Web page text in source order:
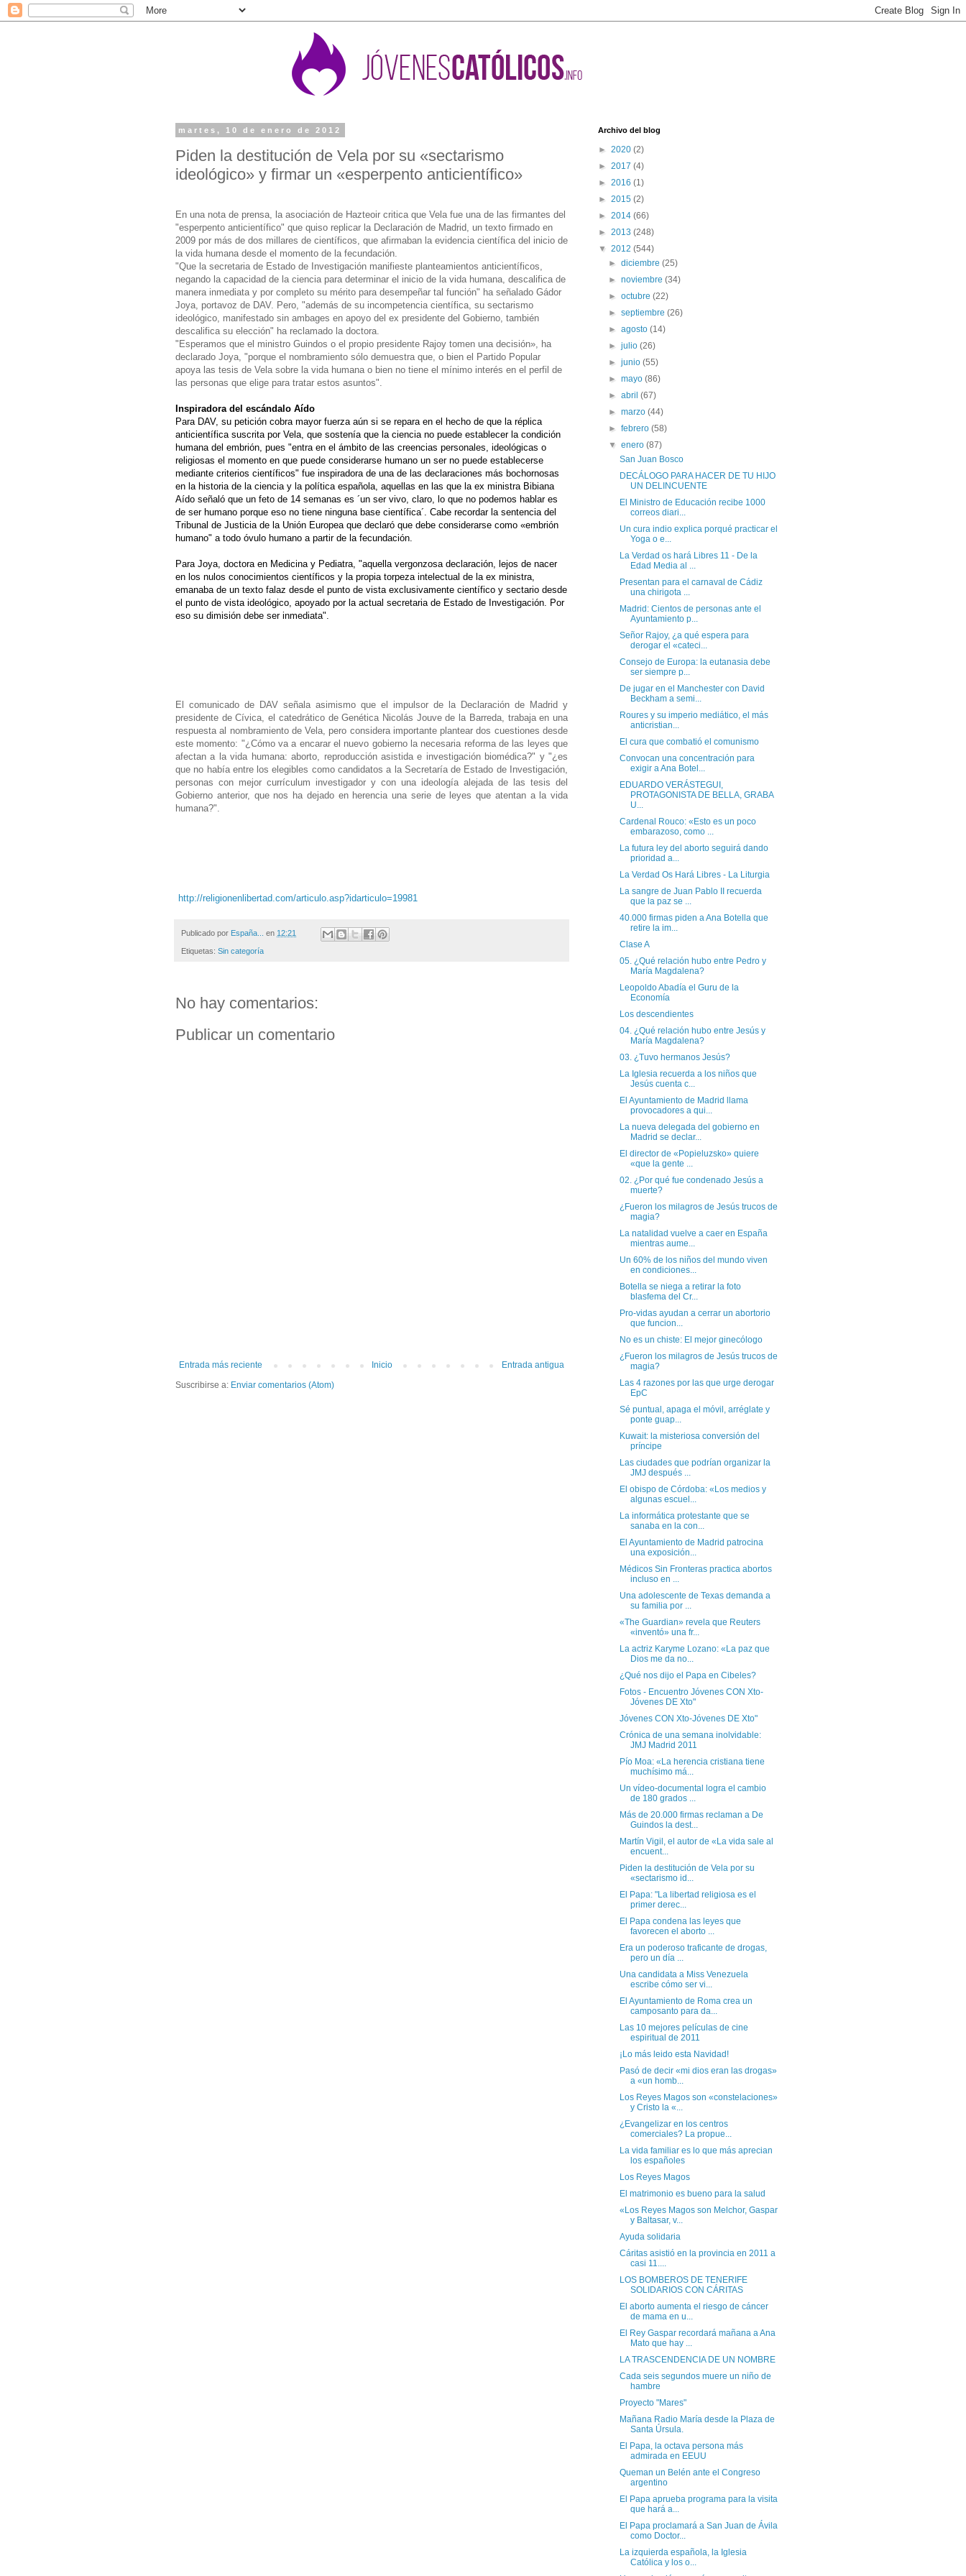
martes, 10 de enero de 2012
Piden la destitución de Vela por su «sectarismo
ideológico» y firmar un «esperpento anticientífico»
En una nota de prensa, la asociación de Hazteoir critica que Vela fue una de las firmantes del
"esperpento anticientífico" que quiso replicar la Declaración de Madrid, un texto firmado en
2009 por más de dos millares de científicos, que afirmaban la evidencia científica del inicio de
la vida humana desde el momento de la fecundación.
"Que la secretaria de Estado de Investigación manifieste planteamientos anticientíficos,
negando la capacidad de la ciencia para determinar el inicio de la vida humana, descalifica de
manera inmediata y por completo su mérito para desempeñar tal función" ha señalado Gádor
Joya, portavoz de DAV. Pero, "además de su incompetencia científica, su sectarismo
ideológico, manifestado sin ambages en apoyo del ex presidente del Gobierno, también
descalifica su elección" ha reclamado la doctora.
"Esperamos que el ministro Guindos o el propio presidente Rajoy tomen una decisión», ha
declarado Joya, "porque el nombramiento sólo demuestra que, o bien el Partido Popular
apoya las tesis de Vela sobre la vida humana o bien no tiene el mínimo interés en el perfil de
las personas que elige para tratar estos asuntos".
Inspiradora del escándalo Aído
Para DAV, su petición cobra mayor fuerza aún si se repara en el hecho de que la réplica
anticientífica suscrita por Vela, que sostenía que la ciencia no puede establecer la condición
humana del embrión, pues "entra en el ámbito de las creencias personales, ideológicas o
religiosas el momento en que puede considerarse humano un ser no puede establecerse
mediante criterios científicos" fue inspiradora de una de las declaraciones más bochornosas
en la historia de la ciencia y la política española, aquellas en las que la ex ministra Bibiana
Aído señaló que un feto de 14 semanas es ´un ser vivo, claro, lo que no podemos hablar es
de ser humano porque eso no tiene ninguna base científica´. Cabe recordar la sentencia del
Tribunal de Justicia de la Unión Europea que declaró que debe considerarse como «embrión
humano" a todo óvulo humano a partir de la fecundación.
Para Joya, doctora en Medicina y Pediatra, "aquella vergonzosa declaración, lejos de nacer
en los nulos conocimientos científicos y la propia torpeza intelectual de la ex ministra,
emanaba de un texto falaz desde el punto de vista exclusivamente científico y sectario desde
el punto de vista ideológico, apoyado por la actual secretaria de Estado de Investigación. Por
eso su dimisión debe ser inmediata".
El comunicado de DAV señala asimismo que el impulsor de la Declaración de Madrid y
presidente de Cívica, el catedrático de Genética Nicolás Jouve de la Barreda, trabaja en una
respuesta al nombramiento de Vela, pero considera importante plantear dos cuestiones desde
este momento: "¿Cómo va a encarar el nuevo gobierno la necesaria reforma de las leyes que
afectan a la vida humana: aborto, reproducción asistida e investigación biomédica?" y "¿es
que no había entre los elegibles como candidatos a la Secretaría de Estado de Investigación,
personas con mejor currículum investigador y con una ideología alejada de las tesis del
Gobierno anterior, que nos ha dejado en herencia una serie de leyes que atentan a la vida
humana?".
http://religionenlibertad.com/articulo.asp?idarticulo=19981
Publicado por España... en 12:21
Etiquetas: Sin categoría
No hay comentarios:
Publicar un comentario
Entrada más reciente Entrada antigua
Inicio
Suscribirse a: Enviar comentarios (Atom)
Archivo del blog
► 2020 (2)
► 2017 (4)
► 2016 (1)
► 2015 (2)
► 2014 (66)
► 2013 (248)
▼ 2012 (544)
►diciembre(25)
►noviembre(34)
►octubre(22)
►septiembre(26)
►agosto(14)
►julio(26)
►junio(55)
►mayo(86)
►abril(67)
►marzo(44)
►febrero(58)
▼enero(87)
San Juan Bosco
DECÁLOGO PARA HACER DE TU HIJO
UN DELINCUENTE
El Ministro de Educación recibe 1000
correos diari...
Un cura indio explica porqué practicar el
Yoga o e...
La Verdad os hará Libres 11 - De la
Edad Media al ...
Presentan para el carnaval de Cádiz
una chirigota ...
Madrid: Cientos de personas ante el
Ayuntamiento p...
Señor Rajoy, ¿a qué espera para
derogar el «cateci...
Consejo de Europa: la eutanasia debe
ser siempre p...
De jugar en el Manchester con David
Beckham a semi...
Roures y su imperio mediático, el más
anticristian...
El cura que combatió el comunismo
Convocan una concentración para
exigir a Ana Botel...
EDUARDO VERÁSTEGUI,
PROTAGONISTA DE BELLA, GRABA
U...
Cardenal Rouco: «Esto es un poco
embarazoso, como ...
La futura ley del aborto seguirá dando
prioridad a...
La Verdad Os Hará Libres - La Liturgia
La sangre de Juan Pablo II recuerda
que la paz se ...
40.000 firmas piden a Ana Botella que
retire la im...
Clase A
05. ¿Qué relación hubo entre Pedro y
María Magdalena?
Leopoldo Abadía el Guru de la
Economía
Los descendientes
04. ¿Qué relación hubo entre Jesús y
María Magdalena?
03. ¿Tuvo hermanos Jesús?
La Iglesia recuerda a los niños que
Jesús cuenta c...
El Ayuntamiento de Madrid llama
provocadores a qui...
La nueva delegada del gobierno en
Madrid se declar...
El director de «Popieluzsko» quiere
«que la gente ...
02. ¿Por qué fue condenado Jesús a
muerte?
¿Fueron los milagros de Jesús trucos de
magia?
La natalidad vuelve a caer en España
mientras aume...
Un 60% de los niños del mundo viven
en condiciones...
Botella se niega a retirar la foto
blasfema del Cr...
Pro-vidas ayudan a cerrar un abortorio
que funcion...
No es un chiste: El mejor ginecólogo
¿Fueron los milagros de Jesús trucos de
magia?
Las 4 razones por las que urge derogar
EpC
Sé puntual, apaga el móvil, arréglate y
ponte guap...
Kuwait: la misteriosa conversión del
príncipe
Las ciudades que podrían organizar la
JMJ después ...
El obispo de Córdoba: «Los medios y
algunas escuel...
La informática protestante que se
sanaba en la con...
El Ayuntamiento de Madrid patrocina
una exposición...
Médicos Sin Fronteras practica abortos
incluso en ...
Una adolescente de Texas demanda a
su familia por ...
«The Guardian» revela que Reuters
«inventó» una fr...
La actriz Karyme Lozano: «La paz que
Dios me da no...
¿Qué nos dijo el Papa en Cibeles?
Fotos - Encuentro Jóvenes CON Xto-
Jóvenes DE Xto"
Jóvenes CON Xto-Jóvenes DE Xto"
Crónica de una semana inolvidable:
JMJ Madrid 2011
Pío Moa: «La herencia cristiana tiene
muchísimo má...
Un vídeo-documental logra el cambio
de 180 grados ...
Más de 20.000 firmas reclaman a De
Guindos la dest...
Martín Vigil, el autor de «La vida sale al
encuent...
Piden la destitución de Vela por su
«sectarismo id...
El Papa: "La libertad religiosa es el
primer derec...
El Papa condena las leyes que
favorecen el aborto ...
Era un poderoso traficante de drogas,
pero un día ...
Una candidata a Miss Venezuela
escribe cómo ser vi...
El Ayuntamiento de Roma crea un
camposanto para da...
Las 10 mejores películas de cine
espiritual de 2011
¡Lo más leido esta Navidad!
Pasó de decir «mi dios eran las drogas»
a «un homb...
Los Reyes Magos son «constelaciones»
y Cristo la «...
¿Evangelizar en los centros
comerciales? La propue...
La vida familiar es lo que más aprecian
los españoles
Los Reyes Magos
El matrimonio es bueno para la salud
«Los Reyes Magos son Melchor, Gaspar
y Baltasar, v...
Ayuda solidaria
Cáritas asistió en la provincia en 2011 a
casi 11....
LOS BOMBEROS DE TENERIFE
SOLIDARIOS CON CÁRITAS
El aborto aumenta el riesgo de cáncer
de mama en u...
El Rey Gaspar recordará mañana a Ana
Mato que hay ...
LA TRASCENDENCIA DE UN NOMBRE
Cada seis segundos muere un niño de
hambre
Proyecto "Mares"
Mañana Radio María desde la Plaza de
Santa Úrsula.
El Papa, la octava persona más
admirada en EEUU
Queman un Belén ante el Congreso
argentino
El Papa aprueba programa para la visita
que hará a...
El Papa proclamará a San Juan de Ávila
como Doctor...
La izquierda española, la Iglesia
Católica y los o...